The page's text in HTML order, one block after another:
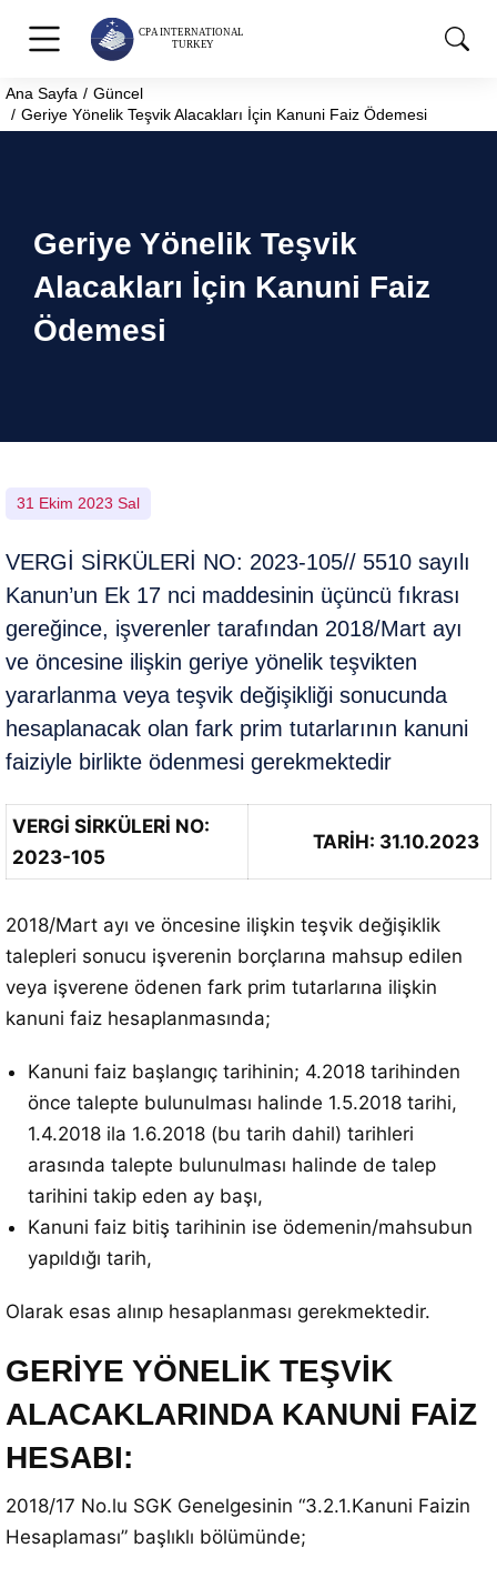
You are here:
Ana Sayfa
Güncel
Geriye Yönelik Teşvik Alacakları İçin Kanuni Faiz Ödemesi
Geriye Yönelik Teşvik
Alacakları İçin Kanuni Faiz
Ödemesi
31 Ekim 2023 Sal
VERGİ SİRKÜLERİ NO: 2023-105// 5510 sayılı
Kanun’un Ek 17 nci maddesinin üçüncü fıkrası
gereğince, işverenler tarafından 2018/Mart ayı
ve öncesine ilişkin geriye yönelik teşvikten
yararlanma veya teşvik değişikliği sonucunda
hesaplanacak olan fark prim tutarlarının kanuni
faiziyle birlikte ödenmesi gerekmektedir
VERGİ SİRKÜLERİ NO:
2023-105
TARİH: 31.10.2023
2018/Mart ayı ve öncesine ilişkin teşvik değişiklik
talepleri sonucu işverenin borçlarına mahsup edilen
veya işverene ödenen fark prim tutarlarına ilişkin
kanuni faiz hesaplanmasında;
Kanuni faiz başlangıç tarihinin; 4.2018 tarihinden
önce talepte bulunulması halinde 1.5.2018 tarihi,
1.4.2018 ila 1.6.2018 (bu tarih dahil) tarihleri
arasında talepte bulunulması halinde de talep
tarihini takip eden ay başı,
Kanuni faiz bitiş tarihinin ise ödemenin/mahsubun
yapıldığı tarih,
Olarak esas alınıp hesaplanması gerekmektedir.
GERİYE YÖNELİK TEŞVİK
ALACAKLARINDA KANUNİ FAİZ
HESABI:
2018/17 No.lu SGK Genelgesinin “3.2.1.Kanuni Faizin
Hesaplaması” başlıklı bölümünde;